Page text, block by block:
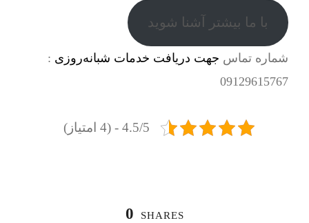
با ما بیشتر آشنا شوید
شماره تماس جهت دریافت خدمات شبانه‌روزی :
09129615767
4.5/5 - (4 امتیاز)
0 SHARES